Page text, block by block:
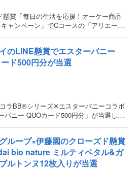
賞「毎日の生活を応援！オーケー商品
ャンペーン」でCコースの「アリエール
のLINE懸賞でエスターバニー
ド500円分が当選
ラBB®︎シリーズ✕エスターバニーコラボ
バニー QUOカード500円分」が当選しま
ループ×伊藤園のクローズド懸賞
bio nature ミルティペタル&ガ
ルトンヌ12枚入りが当選